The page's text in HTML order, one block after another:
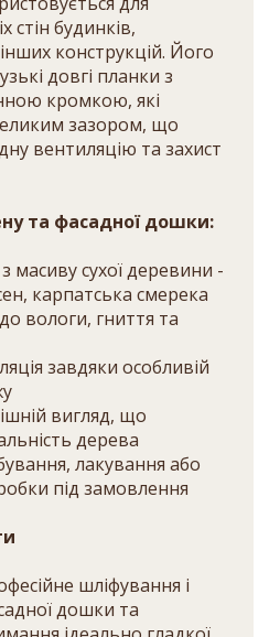
стін будинків,
конструкцій. Його
довгі планки з
кромкою, які
зазором, що
вентиляцію та захист
та фасадної дошки:
масиву сухої деревини -
карпатська смерека
до вологи, гниття та
завдяки особливій
вигляд, що
дерева
лакування або
під замовлення
шліфування і
дошки та